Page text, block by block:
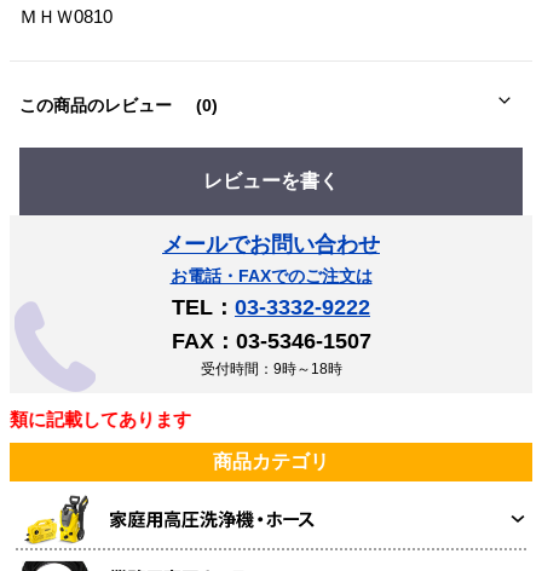
ＭＨＷ0810
この商品のレビュー (0)
レビューを書く
メールでお問い合わせ
お電話・FAXでのご注文は
TEL： 03-3332-9222
FAX：03-5346-1507
受付時間：9時～18時
に記載してあります
商品カテゴリ